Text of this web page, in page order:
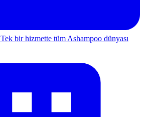
Tek bir hizmette tüm Ashampoo dünyası